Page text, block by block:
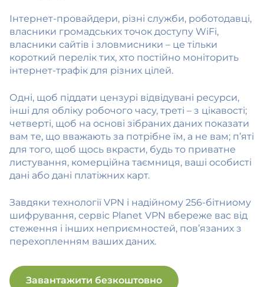
Інтернет-провайдери, різні служби, роботодавці,
власники громадських точок доступу WiFi,
власники сайтів і зловмисники – це тільки
короткий перелік тих, хто постійно моніторить
інтернет-трафік для різних цілей.
Одні, щоб піддати цензурі відвідувані ресурси,
інші для обліку робочого часу, треті – з цікавості;
четверті, щоб на основі зібраних даних показати
вам те, що вважають за потрібне їм, а не вам; п’яті
для того, щоб щось вкрасти, будь то приватне
листування, комерційна таємниця, ваші особисті
дані або дані платіжних карт.
Завдяки технології VPN і надійному 256-бітниому
шифрування, сервіс Planet VPN вбереже вас від
стеження і інших неприємностей, пов’язаних з
перехопленням ваших даних.
Завантажити безкоштовно